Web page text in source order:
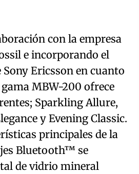
con la empresa
e incorporando el
Ericsson en cuanto
MBW-200 ofrece
Sparkling Allure,
y Evening Classic.
principales de la
Bluetooth™ se
de vidrio mineral